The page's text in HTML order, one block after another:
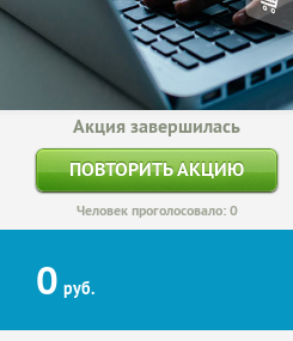
Акция завершилась
ПОВТОРИТЬ АКЦИЮ
Человек проголосовало: 0
0 руб.